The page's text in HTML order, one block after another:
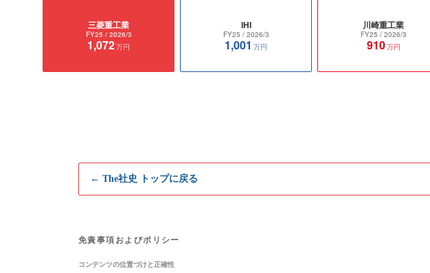
三菱重工業
FY25 / 2026/3
1,072万円
IHI
FY25 / 2026/3
1,001 万円
川崎重工業
FY25 / 2026/3
910万円
← The社史 トップに戻る
免責事項およびポリシー
コンテンツの位置づけと正確性